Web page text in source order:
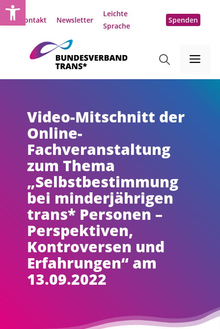
Zum
Inhalt
Kontakt Newsletter
Leichte
Sprache
Spenden
Video-Mitschnitt der
Online-
Fachveranstaltung
zum Thema
„Selbstbestimmung
bei minderjährigen
trans* Personen –
Perspektiven,
Kontroversen und
Erfahrungen“ am
13.09.2022